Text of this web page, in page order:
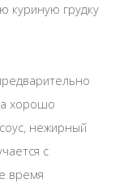
куриную грудку
хорошо
нежирный
с
время